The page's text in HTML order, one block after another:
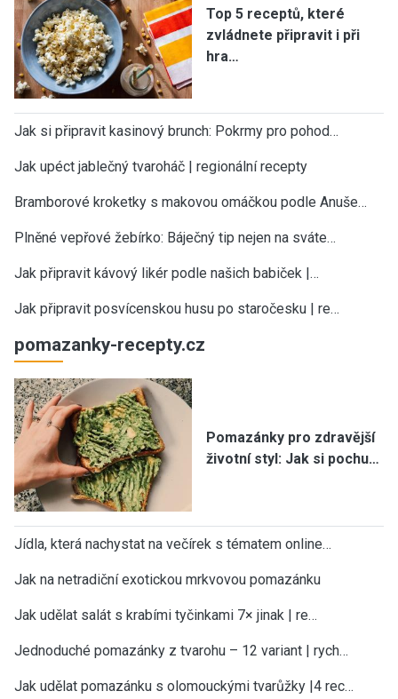
Top 5 receptů, které
zvládnete připravit i při
hra…
Jak si připravit kasinový brunch: Pokrmy pro pohod…
Jak upéct jablečný tvaroháč | regionální recepty
Bramborové kroketky s makovou omáčkou podle Anuše…
Plněné vepřové žebírko: Báječný tip nejen na sváte…
Jak připravit kávový likér podle našich babiček |…
Jak připravit posvícenskou husu po staročesku | re…
pomazanky-recepty.cz
Pomazánky pro zdravější
životní styl: Jak si pochu…
Jídla, která nachystat na večírek s tématem online…
Jak na netradiční exotickou mrkvovou pomazánku
Jak udělat salát s krabími tyčinkami 7× jinak | re…
Jednoduché pomazánky z tvarohu – 12 variant | rych…
Jak udělat pomazánku s olomouckými tvarůžky |4 rec…